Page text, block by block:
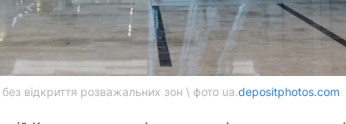
відкриття розважальних зон \ фото ua.depositphotos.com